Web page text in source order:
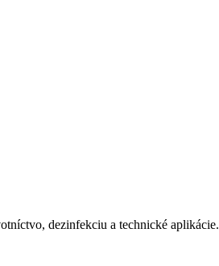
dezinfekciu a technické aplikácie.